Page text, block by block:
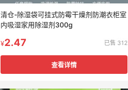
清仓-除湿袋可挂式防霉干燥剂防潮衣柜室
内吸湿家用除湿剂300g
¥2.47 已售 312
查看详情